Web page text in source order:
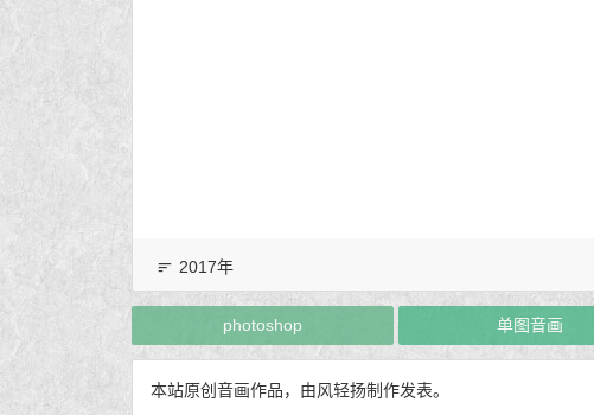
2017年
photoshop 单图音画
本站原创音画作品，由风轻扬制作发表。